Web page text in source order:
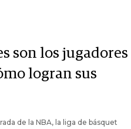
son los jugadores
logran sus
de la NBA, la liga de básquet